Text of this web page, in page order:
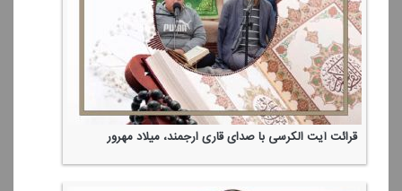
قرائت آیت الكرسی با صدای قاری ارجمند، میلاد مهرور